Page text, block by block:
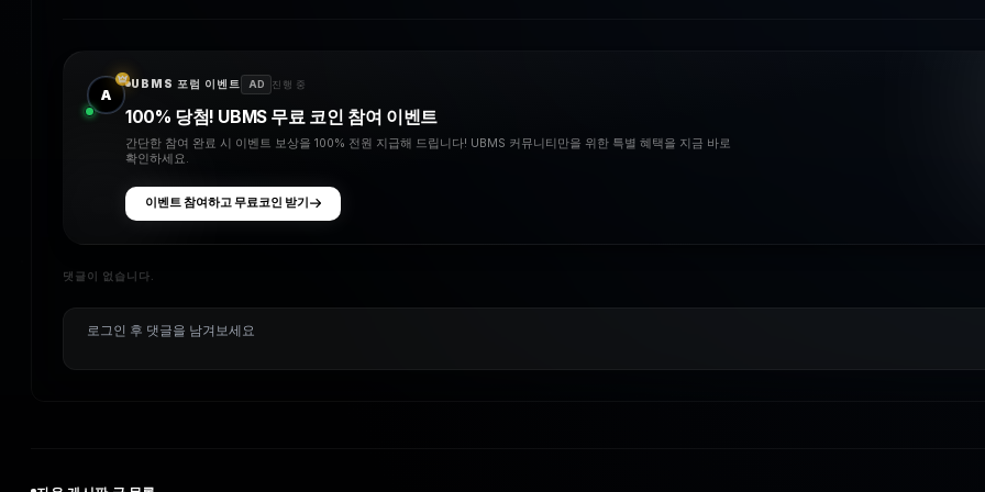
A
UBMS 포럼 이벤트 AD 진행 중
100% 당첨! UBMS 무료 코인 참여 이벤트
간단한 참여 완료 시 이벤트 보상을 100% 전원 지급해 드립니다! UBMS 커뮤니티만을 위한 특별 혜택을 지금 바로
확인하세요.
이벤트 참여하고 무료코인 받기
댓글이 없습니다.